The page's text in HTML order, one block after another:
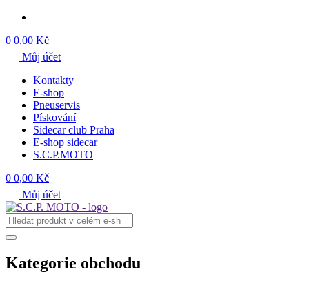
0 0,00 Kč
Můj účet
Kontakty
E-shop
Pneuservis
Pískování
Sidecar club Praha
E-shop sidecar
S.C.P.MOTO
0 0,00 Kč
Můj účet
Kategorie obchodu